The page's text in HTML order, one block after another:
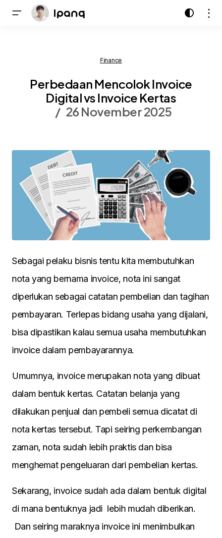
Finance
Perbedaan Mencolok Invoice
Digital vs Invoice Kertas
26 November 2025
Sebagai pelaku bisnis tentu kita membutuhkan
nota yang bernama invoice, nota ini sangat
diperlukan sebagai catatan pembelian dan tagihan
pembayaran. Terlepas bidang usaha yang dijalani,
bisa dipastikan kalau semua usaha membutuhkan
invoice dalam pembayarannya.
Umumnya, invoice merupakan nota yang dibuat
dalam bentuk kertas. Catatan belanja yang
dilakukan penjual dan pembeli semua dicatat di
nota kertas tersebut. Tapi seiring perkembangan
zaman, nota sudah lebih praktis dan bisa
menghemat pengeluaran dari pembelian kertas.
Sekarang, invoice sudah ada dalam bentuk digital
di mana bentuknya jadi lebih mudah diberikan.
Dan seiring maraknya invoice ini menimbulkan